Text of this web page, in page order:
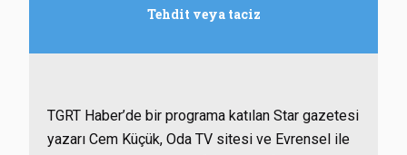
Tehdit veya taciz
TGRT Haber’de bir programa katılan Star gazetesi
yazarı Cem Küçük, Oda TV sitesi ve Evrensel ile